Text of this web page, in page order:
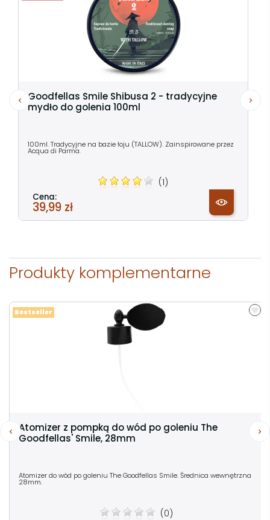
Goodfellas Smile Shibusa 2 - tradycyjne
mydło do golenia 100ml
100ml. Tradycyjne na bazie łoju (TALLOW). Zainspirowane przez
Acqua di Parma.
(1)
Cena:
39,99 zł
Produkty komplementarne
Atomizer z pompką do wód po goleniu The
Goodfellas' Smile, 28mm
Atomizer do wód po goleniu The Goodfellas Smile. Średnica wewnętrzna
28mm.
(0)
Bestseller